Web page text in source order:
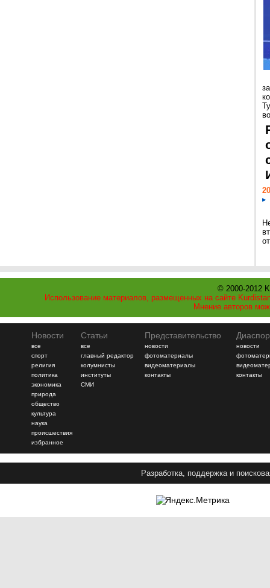
© 2000-2012
Использование материалов, размещенных на сайте
Мнение авторов
Новости
все
спорт
религия
политика
экономика
природа
общество
культура
наука
происшествия
избранное
Статьи
все
главный редактор
колумнисты
институты
СМИ
Представительство
новости
фотоматериалы
видеоматериалы
контакты
новости
контакты
Разработка, поддержка и